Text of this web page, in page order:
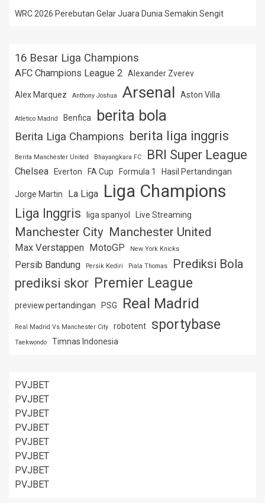
WRC 2026 Perebutan Gelar Juara Dunia Semakin Sengit
16 Besar Liga Champions
AFC Champions League 2 Alexander Zverev
Alex Marquez Anthony Joshua Arsenal Aston Villa
Atletico Madrid Benfica berita bola
Berita Liga Champions berita liga inggris
Berita Manchester United Bhayangkara FC BRI Super League
Chelsea Everton FA Cup Formula 1 Hasil Pertandingan
Jorge Martin La Liga Liga Champions
Liga Inggris liga spanyol Live Streaming
Manchester City Manchester United
Max Verstappen MotoGP New York Knicks
Persib Bandung Persik Kediri Piala Thomas Prediksi Bola
prediksi skor Premier League
preview pertandingan PSG Real Madrid
Real Madrid Vs Manchester City robotent sportybase
Taekwondo Timnas Indonesia
PVJBET
PVJBET
PVJBET
PVJBET
PVJBET
PVJBET
PVJBET
PVJBET